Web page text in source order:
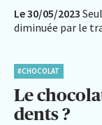
Le 30/05/2023
diminuée par le
#CHOCOLAT
Le
dents ?